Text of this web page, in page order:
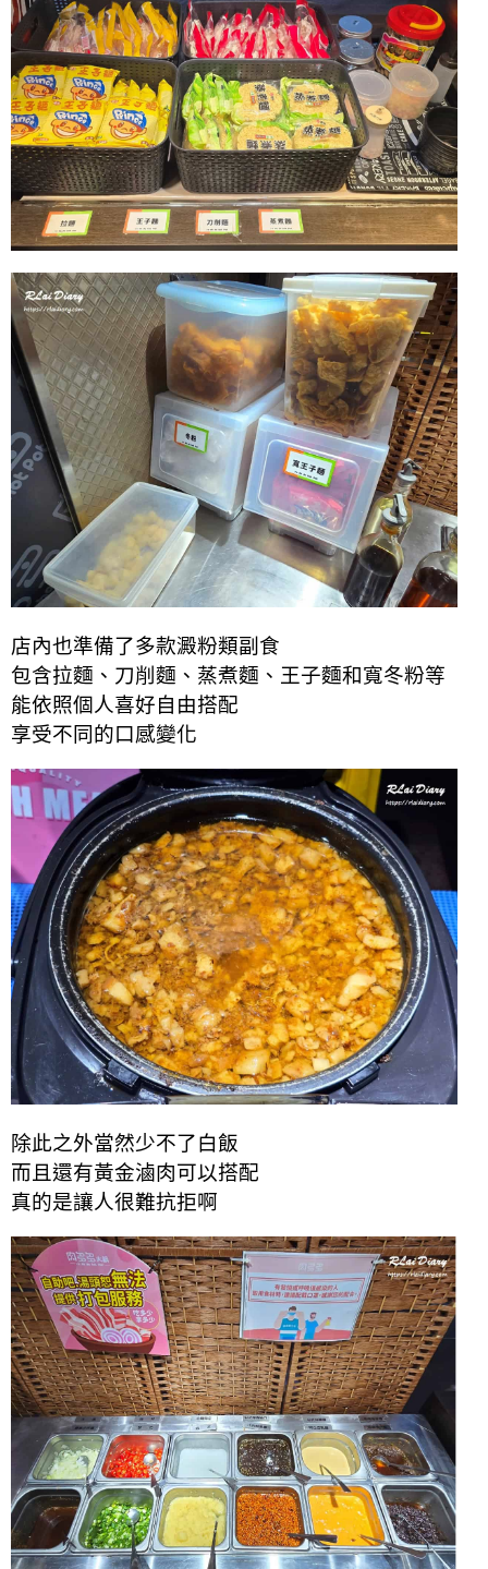
店內也準備了多款澱粉類副食
包含拉麵、刀削麵、蒸煮麵、王子麵和寬冬粉等
能依照個人喜好自由搭配
享受不同的口感變化
除此之外當然少不了白飯
而且還有黃金滷肉可以搭配
真的是讓人很難抗拒啊